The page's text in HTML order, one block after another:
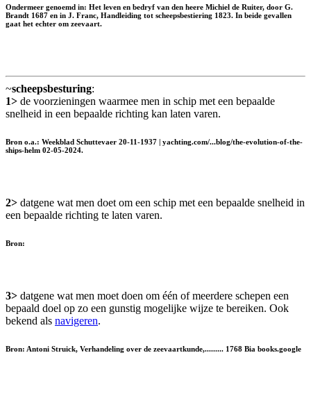
Ondermeer genoemd in: Het leven en bedryf van den heere Michiel de Ruiter, door G.
Brandt 1687 en in J. Franc, Handleiding tot scheepsbestiering 1823. In beide gevallen
gaat het echter om zeevaart.
~scheepsbesturing:
1> de voorzieningen waarmee men in schip met een bepaalde
snelheid in een bepaalde richting kan laten varen.
Bron o.a.: Weekblad Schuttevaer 20-11-1937 | yachting.com/...blog/the-evolution-of-the-
ships-helm 02-05-2024.
2> datgene wat men doet om een schip met een bepaalde snelheid in
een bepaalde richting te laten varen.
Bron:
3> datgene wat men moet doen om één of meerdere schepen een
bepaald doel op zo een gunstig mogelijke wijze te bereiken. Ook
bekend als navigeren.
Bron: Antoni Struick, Verhandeling over de zeevaartkunde,......... 1768 Bia books.google